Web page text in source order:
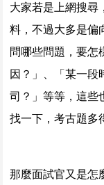
大家若是上網搜尋
料，不過大多是偏
問哪些問題，要怎
因？」、「某一段
司？」等等，這些
找一下，考古題多
那麼面試官又是怎